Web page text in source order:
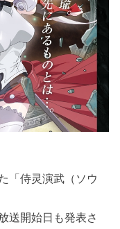
「侍灵演武（ソウ
送開始日も発表さ